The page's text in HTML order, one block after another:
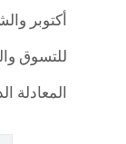
للتسوق
المعادلة